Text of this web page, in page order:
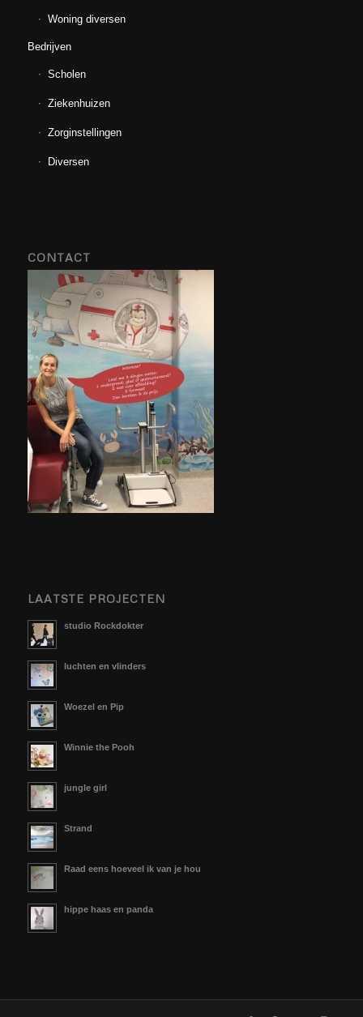
Woning diversen
Bedrijven
Scholen
Ziekenhuizen
Zorginstellingen
Diversen
CONTACT
LAATSTE PROJECTEN
studio Rockdokter
luchten en vlinders
Woezel en Pip
Winnie the Pooh
jungle girl
Strand
Raad eens hoeveel ik van je hou
hippe haas en panda